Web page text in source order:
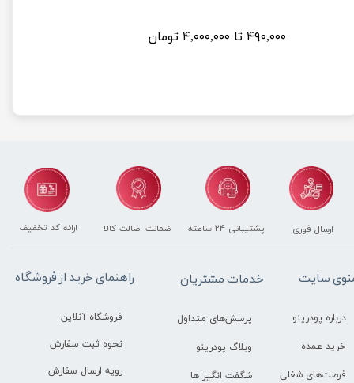
۴۹۰,۰۰۰ تا ۴,۰۰۰,۰۰۰ تومان
پشتیبانی ۲۴ ساعته ارائه کد تخفیف ارسال فوری ضمانت اصالت کالا
راهنمای خرید از فروشگاه
فروشگاه آنلاین
نحوه ثبت سفارش
رویه ارسال سفارش
خدمات مشتریان
پرسش‌های متداول
وبلاگ پودرینو
شگفت انگیز ها
سایت
درباره پودرینو
خرید عمده
فرصت‌های شغلی